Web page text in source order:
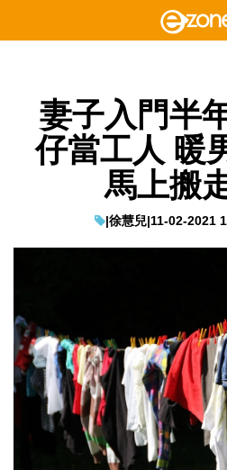
妻子入門半
仔當工人 暖
馬上搬
|徐慧兒|11-02-2021